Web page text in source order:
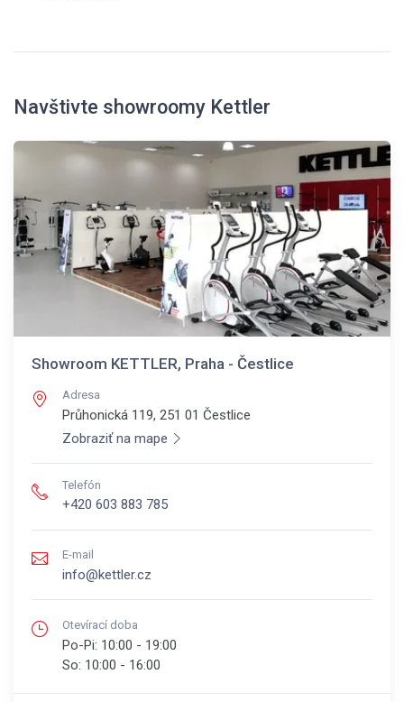
Navštivte showroomy Kettler
Showroom KETTLER, Praha - Čestlice
Adresa
Průhonická 119, 251 01 Čestlice
Zobraziť na mape
Telefón
+420 603 883 785
E-mail
info@kettler.cz
Otevírací doba
Po-Pi: 10:00 - 19:00
So: 10:00 - 16:00